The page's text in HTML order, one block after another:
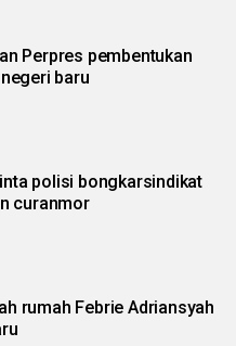
Perpres pembentukan
baru
polisi bongkarsindikat
curanmor
rumah Febrie Adriansyah